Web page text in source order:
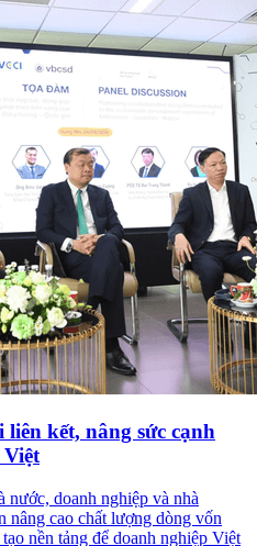
kết, nâng sức cạnh
nước, doanh nghiệp và nhà
nâng cao chất lượng dòng vốn
nền tảng để doanh nghiệp Việt